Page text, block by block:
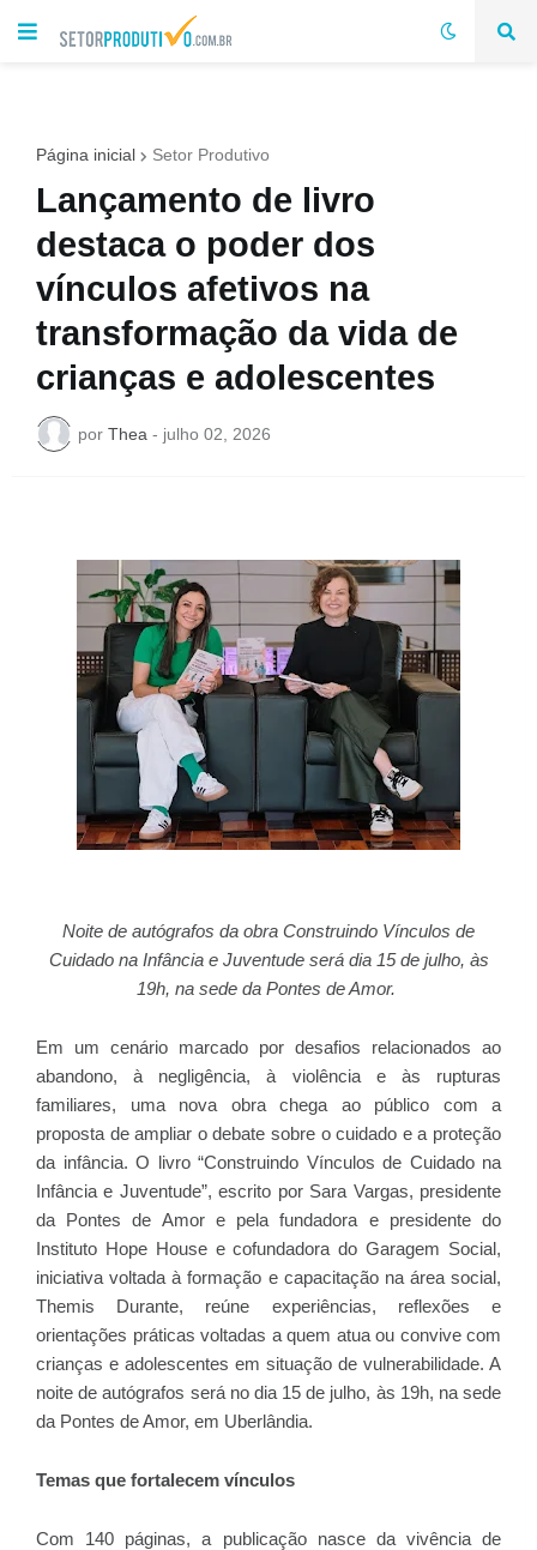
Página inicial Setor Produtivo
Lançamento de livro
destaca o poder dos
vínculos afetivos na
transformação da vida de
crianças e adolescentes
por Thea - julho 02, 2026
Noite de autógrafos da obra Construindo Vínculos de
Cuidado na Infância e Juventude será dia 15 de julho, às
19h, na sede da Pontes de Amor.
Em um cenário marcado por desafios relacionados ao
abandono, à negligência, à violência e às rupturas
familiares, uma nova obra chega ao público com a
proposta de ampliar o debate sobre o cuidado e a proteção
da infância. O livro “Construindo Vínculos de Cuidado na
Infância e Juventude”, escrito por Sara Vargas, presidente
da Pontes de Amor e pela fundadora e presidente do
Instituto Hope House e cofundadora do Garagem Social,
iniciativa voltada à formação e capacitação na área social,
Themis Durante, reúne experiências, reflexões e
orientações práticas voltadas a quem atua ou convive com
crianças e adolescentes em situação de vulnerabilidade. A
noite de autógrafos será no dia 15 de julho, às 19h, na sede
da Pontes de Amor, em Uberlândia.
Temas que fortalecem vínculos
Com 140 páginas, a publicação nasce da vivência de